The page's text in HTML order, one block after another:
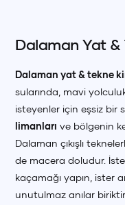
Dalaman Yat &
Dalaman yat & tekne
sularında, mavi
isteyenler için eşsiz bir
limanları ve bölgenin
Dalaman çıkışlı
de macera doludur.
kaçamağı yapın, ister
unutulmaz anılar